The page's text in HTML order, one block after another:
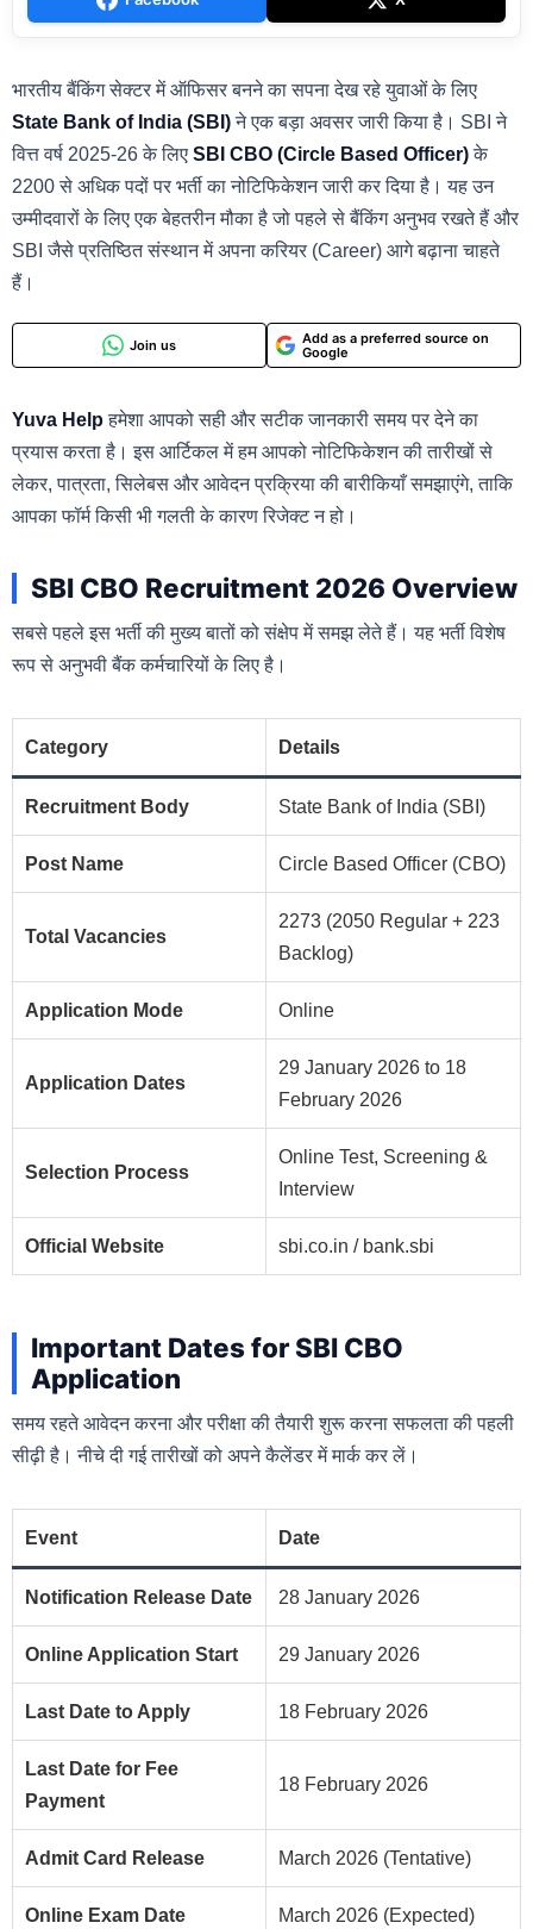
भारतीय बैंकिंग सेक्टर में ऑफिसर बनने का सपना देख रहे युवाओं के लिए
State Bank of India (SBI)ने एक बड़ा अवसर जारी किया है। SBI ने
वित्त वर्ष 2025-26 के लिए SBI CBO (Circle Based Officer)के
2200 से अधिक पदों पर भर्ती का नोटिफिकेशन जारी कर दिया है। यह उन
उम्मीदवारों के लिए एक बेहतरीन मौका है जो पहले से बैंकिंग अनुभव रखते हैं और
SBI जैसे प्रतिष्ठित संस्थान में अपना करियर (Career) आगे बढ़ाना चाहते
हैं।
Join us
Add as a preferred source on
Google
Yuva Help हमेशा आपको सही और सटीक जानकारी समय पर देने का
प्रयास करता है। इस आर्टिकल में हम आपको नोटिफिकेशन की तारीखों से
लेकर, पात्रता, सिलेबस और आवेदन प्रक्रिया की बारीकियाँ समझाएंगे, ताकि
आपका फॉर्म किसी भी गलती के कारण रिजेक्ट न हो।
SBI CBO Recruitment 2026 Overview
सबसे पहले इस भर्ती की मुख्य बातों को संक्षेप में समझ लेते हैं। यह भर्ती विशेष
रूप से अनुभवी बैंक कर्मचारियों के लिए है।
Category Details
Recruitment Body State Bank of India (SBI)
Post Name Circle Based Officer (CBO)
Total Vacancies
2273 (2050 Regular + 223
Backlog)
Application Mode Online
Application Dates
29 January 2026 to 18
February 2026
Selection Process
Online Test, Screening &
Interview
Official Website sbi.co.in / bank.sbi
Important Dates for SBI CBO
Application
समय रहते आवेदन करना और परीक्षा की तैयारी शुरू करना सफलता की पहली
सीढ़ी है। नीचे दी गई तारीखों को अपने कैलेंडर में मार्क कर लें।
Event Date
Notification Release Date 28 January 2026
Online Application Start 29 January 2026
Last Date to Apply 18 February 2026
Last Date for Fee
Payment
18 February 2026
Admit Card Release March 2026 (Tentative)
Online Exam Date March 2026 (Expected)